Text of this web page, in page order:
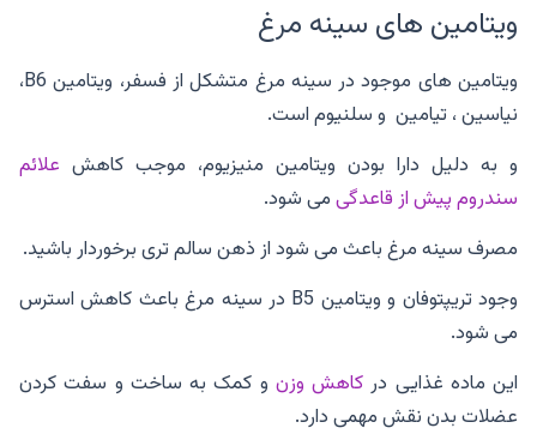
ویتامین های سینه مرغ
ویتامین های موجود در سینه مرغ متشکل از فسفر، ویتامین B6،
نیاسین ، تیامین و سلنیوم است.
و به دلیل دارا بودن ویتامین منیزیوم، موجب کاهش علائم
سندروم پیش از قاعدگیمی شود.
مصرف سینه مرغ باعث می شود از ذهن سالم تری برخوردار باشید.
وجود تریپتوفان و ویتامین B5 در سینه مرغ باعث کاهش استرس
می شود.
این ماده غذایی در کاهش وزن و کمک به ساخت و سفت کردن
عضلات بدن نقش مهمی دارد.